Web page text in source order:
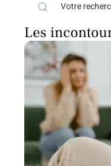
Les